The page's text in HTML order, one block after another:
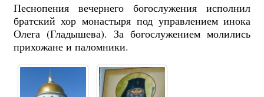
Песнопения вечернего богослужения исполнил
братский хор монастыря под управлением инока
Олега (Гладышева). За богослужением молились
прихожане и паломники.